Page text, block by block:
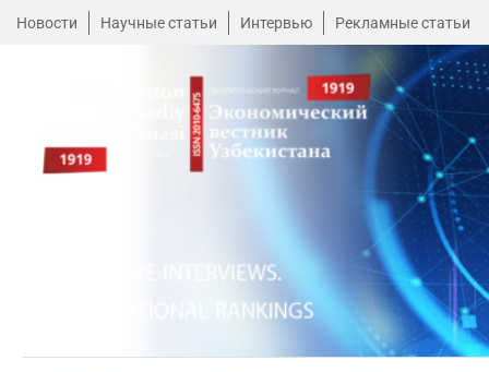
Новости Научные статьи Интервью Рекламные статьи